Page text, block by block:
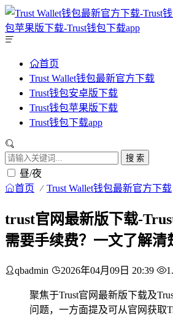
首页
Trust Wallet钱包最新官方下载
Trust钱包安卓版下载
Trust钱包苹果版下载
Trust钱包下载app
搜 索
昼/夜
首页 Trust Wallet钱包最新官方下载
trust官网最新版下载-
需要手续费？一文了解清
qbadmin 2026年04月09日 20:39
聚焦于Trust官网最新版下载及
问题，一方面提及可从官网获取